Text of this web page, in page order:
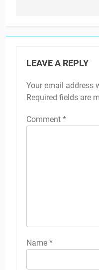
LEAVE A REPLY
Your email address
Required fields are
Comment *
Name *